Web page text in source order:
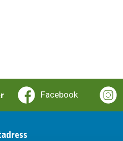
Facebook